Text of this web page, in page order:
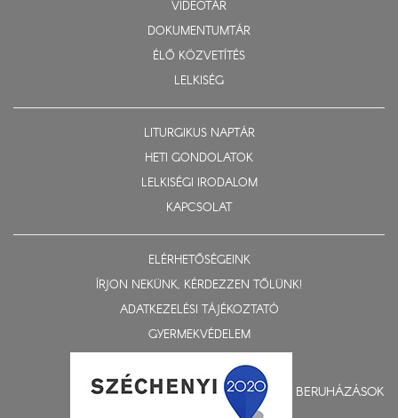
VIDEOTÁR
DOKUMENTUMTÁR
ÉLŐ KÖZVETÍTÉS
LELKISÉG
LITURGIKUS NAPTÁR
HETI GONDOLATOK
LELKISÉGI IRODALOM
KAPCSOLAT
ELÉRHETŐSÉGEINK
ÍRJON NEKÜNK, KÉRDEZZEN TŐLÜNK!
ADATKEZELÉSI TÁJÉKOZTATÓ
GYERMEKVÉDELEM
BERUHÁZÁSOK